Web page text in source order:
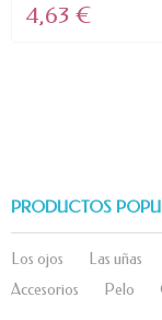
4,63 €
PRODUCTOS
Los ojos Las uñas
Accesorios
Pelo